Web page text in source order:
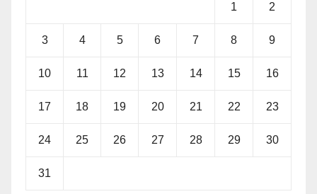
1 2
3 4 5 6 7 8 9
10 11 12 13 14 15 16
17 18 19 20 21 22 23
24 25 26 27 28 29 30
31